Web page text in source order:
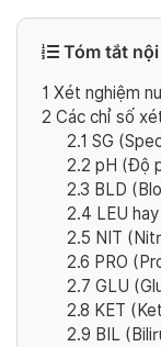
Tóm tắt
1 Xét nghiệm
2 Các chỉ số
2.1 SG
2.2 pH (Độ
2.3 BLD
2.4 LEU
2.5 NIT
2.6 PRO
2.7 GLU
2.8 KET
2.9 BIL